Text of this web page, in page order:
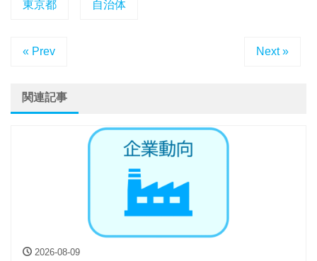
東京都 自治体
« Prev Next »
関連記事
2026-08-09